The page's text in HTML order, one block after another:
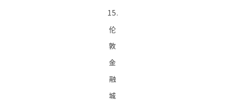
15.
伦
敦
金
融
城